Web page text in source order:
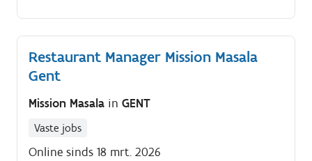
Restaurant Manager Mission Masala
Gent
Mission Masala in GENT
Vaste jobs
Online sinds 18 mrt. 2026